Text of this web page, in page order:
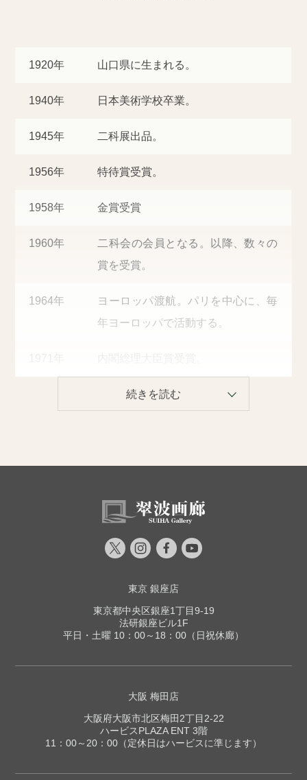
1920年 山口県に生まれる。
1940年 日本美術学校卒業。
1945年 二科展出品。
1956年 特待賞受賞。
1958年 金賞受賞
1960年
二科会の会員となる。以降、数々の
賞を受賞。
1964年
ヨーロッパ渡航。パリを中心に、毎
年ヨーロッパで活動する。
二科会委員となり、1975年～77年に
逝去。
東京 銀座店
東京都中央区銀座1丁目9-19
法研銀座ビル1F
平日・土曜 10：00～18：00（日祝休廊）
大阪 梅田店
大阪府大阪市北区梅田2丁目2-22
ハービスPLAZA ENT 3階
11：00～20：00（定休日はハービスに準じます）